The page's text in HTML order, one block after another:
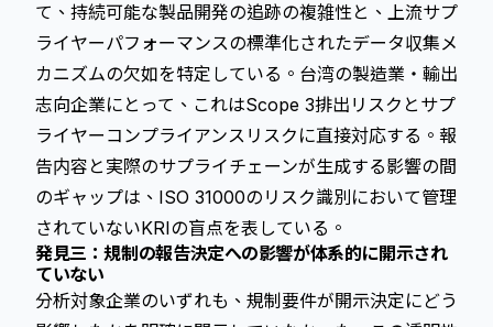
て、持続可能な製品開発の追跡の複雑性と、上流サプ
ライヤーパフォーマンスの標準化されたデータ収集メ
カニズムの欠如を特定している。台湾の製造業・輸出
志向企業にとって、これはScope 3排出リスクとサプ
ライヤーコンプライアンスリスクに直接対応する。報
告内容と実際のサプライチェーンが生成する影響の間
のギャップは、ISO 31000のリスク識別において管理
されていないKRIの盲点を表している。
発見三：規制の報告決定への影響が体系的に開示され
ていない
分析対象企業のいずれも、規制要件が開示決定にどう